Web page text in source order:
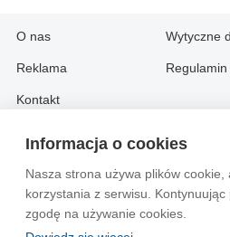
Informacja o cookies
Nasza strona używa plików
korzystania z serwisu.
zgodę na używanie cookies.
O nas
Reklama
Kontakt
Wytyczne
Regulamin
Information in English:
About
Advertise
Contact